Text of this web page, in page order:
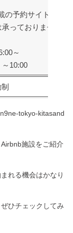
の予約サイトより
承っておりませんの
～
10:00
tokyo-kitasand
施設をご紹介
れる機会はかなり
ひチェックしてみ